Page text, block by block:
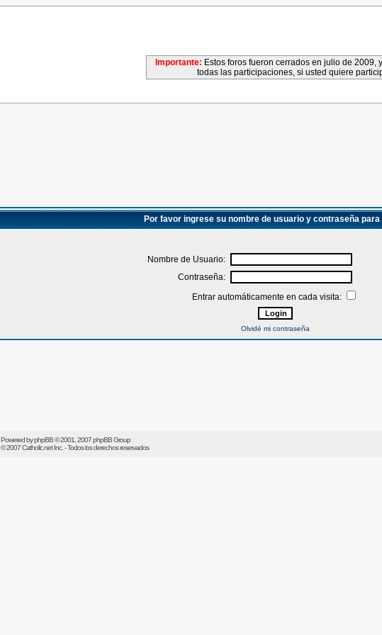
Importante: Estos foros fueron cerrados en julio de
todas las participaciones, si usted quiere
Por favor ingrese su nombre de usuario y contraseña
Nombre de Usuario:
Contraseña:
Entrar automáticamente en cada visita:
Olvidé mi contraseña
Powered byphpBB© 2001, 2007 phpBB Group
© 2007Catholic.netInc. - Todos los derechos reservados